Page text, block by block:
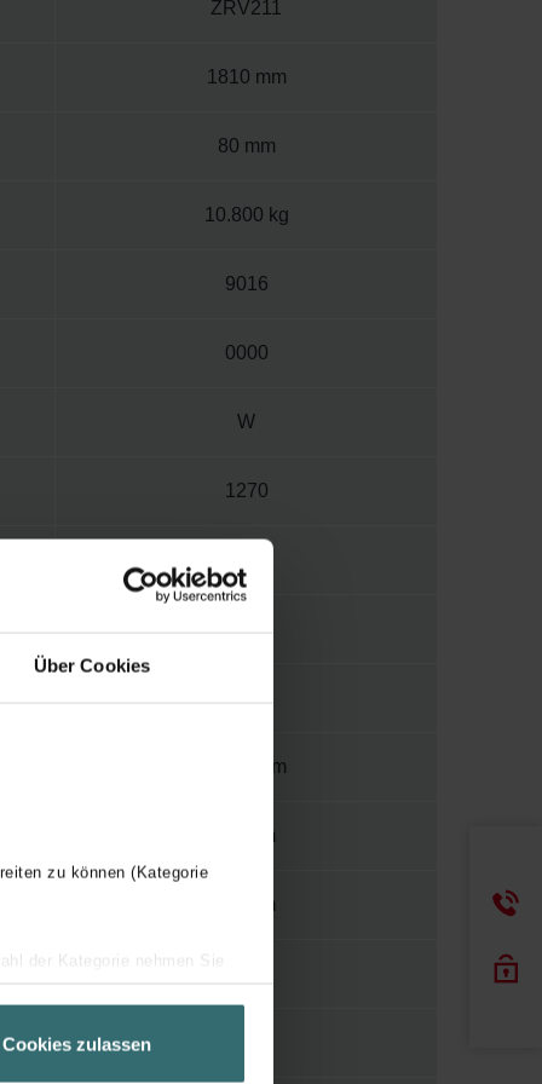
Über Cookies
zu können (Kategorie
der Kategorie nehmen Sie
über einen Link in der
Cookies zulassen
ZRV211
1810 mm
80 mm
10.800 kg
9016
0000
W
1270
N
N
1800 mm
70 mm
73 mm